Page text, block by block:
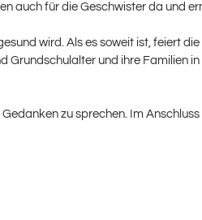
auch für die Geschwister da und
wird. Als es soweit ist, feiert
Grundschulalter und ihre Familien
zu sprechen. Im